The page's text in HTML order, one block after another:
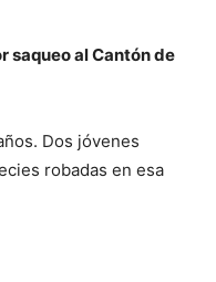
saqueo al Cantón de
Dos jóvenes
robadas en esa